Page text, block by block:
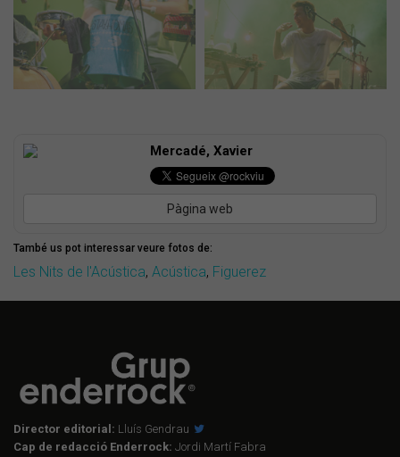
Mercadé, Xavier
Pàgina web
També us pot interessar veure fotos de:
Les Nits de l'Acústica, Acústica, Figuerez
Director editorial: Lluís Gendrau
Cap de redacció Enderrock: Jordi Martí Fabra